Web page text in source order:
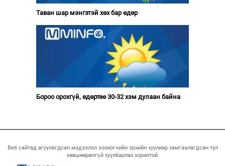
Таван шар мэнгэтэй хөх бар өдөр
Бороо орохгүй, өдөртөө 30-32 хэм дулаан байна
Веб сайтад агуулагдсан мэдээлэл зохиогчийн эрхийн хуулиар хамгаалагдсан тул
зөвшөөрөлгүй хуулбарлах хориотой.